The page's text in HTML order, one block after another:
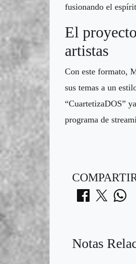
fusionando el
El
artistas
Con este formato,
sus temas a un
“CuartetizaDOS”
programa de
Notas